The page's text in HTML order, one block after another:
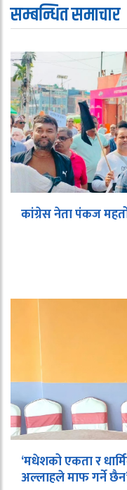
सम्बन्धित समाचार
कांग्रेस नेता पंकज
‘मधेशको एकता र
अल्लाहले माफ गर्ने